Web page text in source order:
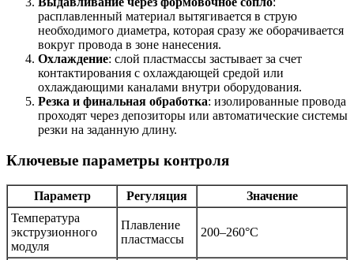
расплавленный материал вытягивается в струю
необходимого диаметра, которая сразу же оборачивается
вокруг провода в зоне нанесения.
Охлаждение: слой пластмассы застывает за счет
контактирования с охлаждающей средой или
охлаждающими каналами внутри оборудования.
Резка и финальная обработка: изолированные провода
проходят через депозиторы или автоматические системы
резки на заданную длину.
Ключевые параметры контроля
Параметр Регуляция
Значение
Температура
экструзионного
модуля
Плавление
пластмассы
200–260°C